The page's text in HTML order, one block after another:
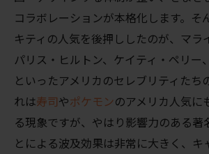
コラボレーションが本格化します。そ
キティの人気を後押ししたのが、マラ
パリス・ヒルトン、ケイティ・ペリー
といったアメリカのセレブリティたち
れは寿司やポケモンのアメリカ人気に
る現象ですが、やはり影響力のある著
とによる波及効果は非常に大きく、キ